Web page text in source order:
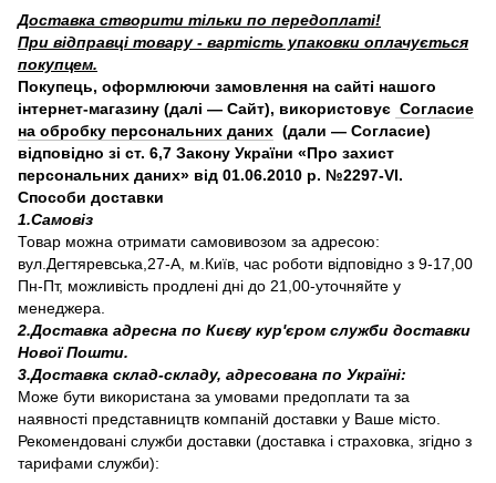
Доставка створити тільки по передоплаті!
При відправці товару - вартість упаковки оплачується
покупцем.
Покупець, оформлюючи замовлення на сайті нашого
інтернет-магазину (далі — Сайт), використовує Согласие
на обробку персональних даних (дали — Согласие)
відповідно зі ст. 6,7 Закону України «Про захист
персональних даних» від 01.06.2010 р. №2297-VI.
Способи доставки
1.Самовіз
Товар можна отримати самовивозом за адресою:
вул.Дегтяревська,27-А, м.Київ, час роботи відповідно з 9-17,00
Пн-Пт, можливість продлені дні до 21,00-уточняйте у
менеджера.
2.Доставка адресна по Києву кур'єром служби доставки
Нової Пошти.
3.Доставка склад-складу, адресована по Україні:
Може бути використана за умовами предоплати та за
наявності представництв компаній доставки у Ваше місто.
Рекомендовані служби доставки (доставка і страховка, згідно з
тарифами служби):